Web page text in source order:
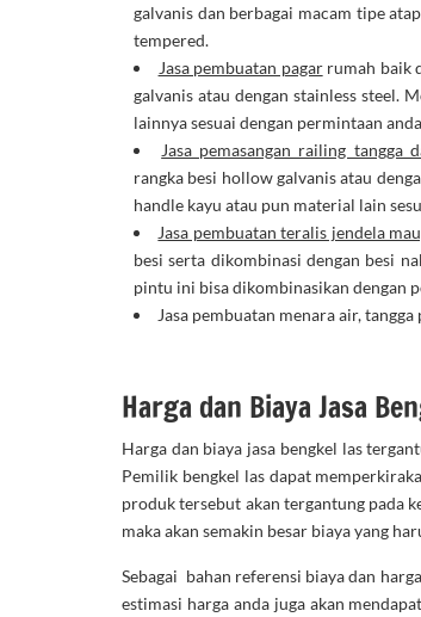
galvanis dan berbagai macam tipe
tempered.
Jasa pembuatan pagarrumah baik
galvanis atau dengan stainless steel.
lainnya sesuai dengan permintaan
Jasa pemasangan railing tangga
rangka besi hollow galvanis atau
handle kayu atau pun material lain
Jasa pembuatan teralis jendela
besi serta dikombinasi dengan besi
pintu ini bisa dikombinasikan dengan
Jasa pembuatan menara air,
Harga dan Biaya Jasa
Harga dan biaya jasa bengkel las
Pemilik bengkel las dapat
produk tersebut akan tergantung pada
maka akan semakin besar biaya yang
Sebagai bahan referensi biaya dan
estimasi harga anda juga akan